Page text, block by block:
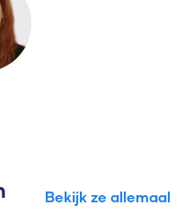
Bekijk ze allemaal